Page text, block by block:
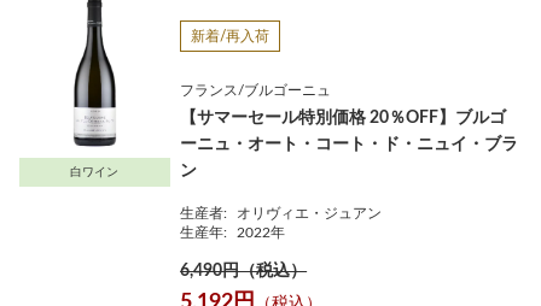
白ワイン
新着/再入荷
フランス/ブルゴーニュ
【サマーセール特別価格 20％OFF】ブルゴ
ーニュ・オート・コート・ド・ニュイ・ブラ
ン
生産者:
オリヴィエ・ジュアン
生産年:
2022年
6,490円（税込）